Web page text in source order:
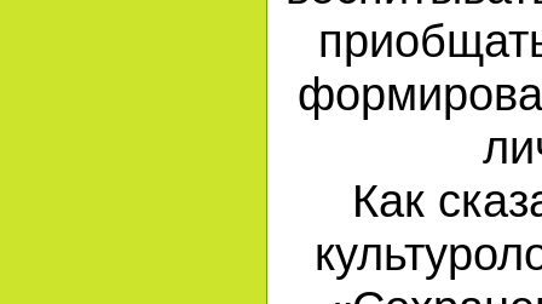
Как